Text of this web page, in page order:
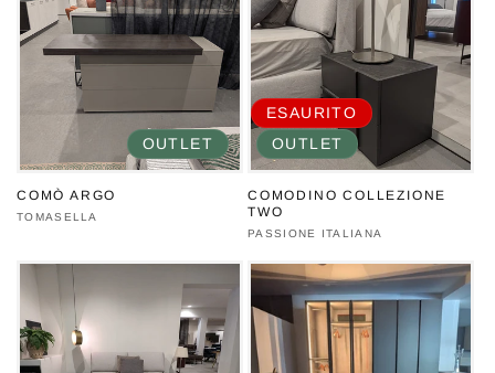
OUTLET
COMÒ ARGO
Produttore:
TOMASELLA
ESAURITO
OUTLET
COMODINO COLLEZIONE
TWO
Produttore:
PASSIONE ITALIANA